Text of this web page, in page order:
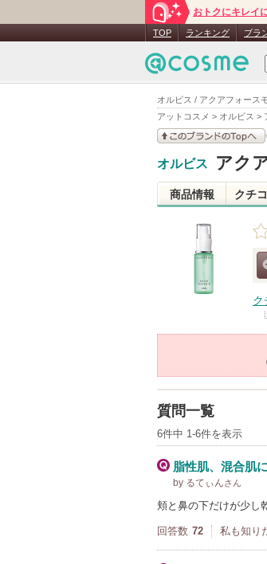
オルビス / アクアフォース
アットコスメ > オルビス >
おトクにキレイ
TOP ランキング ブラ
このブランドの情報を
オルビス アク
商品情報 クチ
ク
質問一覧
6件中 1-6件を表示
脂性肌、混合肌
by るてぃんさん
頬と鼻の下だけが少し
回答数 72 私も知り